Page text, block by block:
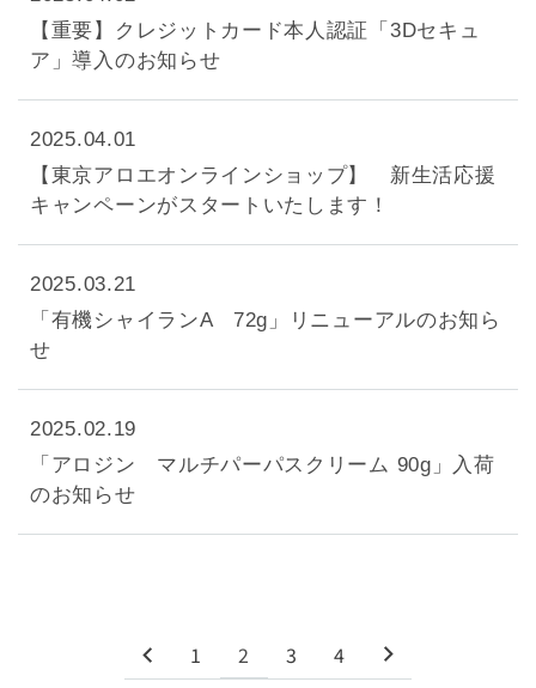
【重要】クレジットカード本人認証「3Dセキュ
ア」導入のお知らせ
2025.04.01
【東京アロエオンラインショップ】 新生活応援
キャンペーンがスタートいたします！
2025.03.21
「有機シャイランA 72g」リニューアルのお知ら
せ
2025.02.19
「アロジン マルチパーパスクリーム 90g」入荷
のお知らせ
1 2 3 4